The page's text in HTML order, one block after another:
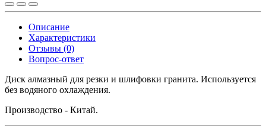
Описание
Характеристики
Отзывы (0)
Вопрос-ответ
Диск алмазный для резки и шлифовки гранита. Используется
без водяного охлаждения.
Производство - Китай.